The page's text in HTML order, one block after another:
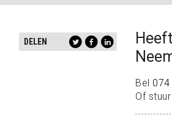
DELEN
Bel
Of